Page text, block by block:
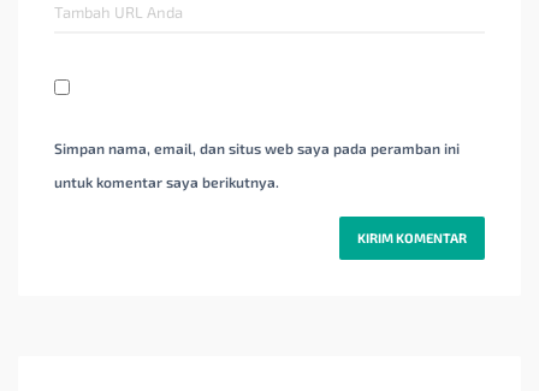
Simpan nama, email, dan situs web saya pada peramban ini
untuk komentar saya berikutnya.